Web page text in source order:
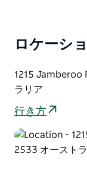
ーズンに投資し
パークへの入場
含まれており、
クション パーク
今シーズンは、
ルー アクション
ロケーシ
1215 Jamberoo
ラリア
行き方